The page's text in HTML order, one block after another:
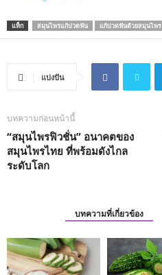
แท็ก สมุนไพรแก้ปวดฟัน แก้ปวดฟันด้วยสมุนไพร
แบ่งปัน
บทความก่อนหน้านี้
“สมุนไพรฟิวชั่น” อนาคตของ
สมุนไพรไทย ที่พร้อมดังไกล
ระดับโลก
บทความที่เกี่ยวข้อง